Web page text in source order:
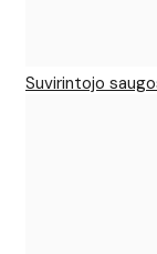
Suvirintojo